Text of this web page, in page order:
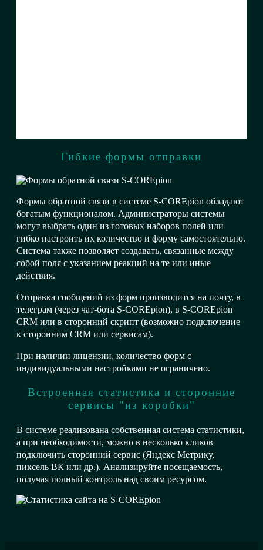
Гибкие формы отправки
Формы обратной связи в системе S-COREpion обладают
богатым функционалом. Администраторы системы
могут выбрать один из готовых наборов полей или
гибко настроить их количество и форму самостоятельно.
Система также позволяет создавать, связанные между
собой поля с указанием реакций на те или иные
действия.
Отправка сообщений из форм производится на почту, в
телеграм (через чат-бота S-COREpion), в S-COREpion
CRM или в сторонний скрипт (возможно подключение
к сторонним CRM или сервисам).
При наличии лицензии, количество форм с
индивидуальными настройками не ограничено.
Встроенная статистика и сторонние
сервисы "из коробки"
В системе реализована собственная система статистики,
а при необходимости, можно в несколько кликов
подключить сторонний сервис (Яндекс Метрику,
пиксель ВК или др.). Анализируйте посещаемость,
получая полный контроль над своим ресурсом.